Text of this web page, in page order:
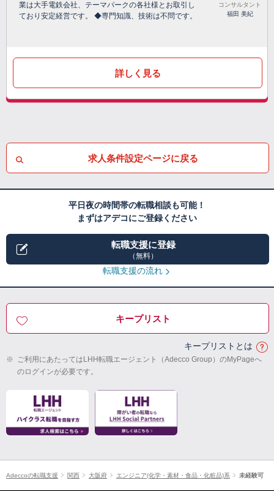
業は大手電鉄会社、テーマパークの各社様とお取引し
ており安定経営です。 ◆専門知識、技術は不問です。
コンサルタント
福田 美紀
詳しく見る
求人条件設定ページに戻る
平日夜の時間帯の転職相談も可能！
まずはアデコにご登録ください
転職支援に登録
（無料）
転職支援の流れ
キープリスト
キープリストとは
※ ご利用にあたってはLHH転職エージェント（Adecco Group）のMyPageへ
のログインが必要です。
Adeccoの転職支援 関西 大阪府 エンジニア(化学・素材・食品・化粧品)系 未経験可